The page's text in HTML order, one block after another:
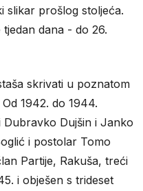
slikar prošlog stoljeća.
dana - do 26.
skrivati u poznatom
1942. do 1944.
Dujšin i Janko
i postolar Tomo
Partije, Rakuša, treći
i obješen s trideset